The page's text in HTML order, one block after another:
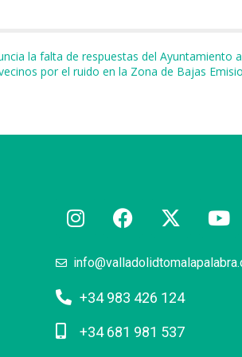
la falta de respuestas del Ayuntamiento
por el ruido en la Zona de Bajas
+34 983 426 124
+34 681 981 537